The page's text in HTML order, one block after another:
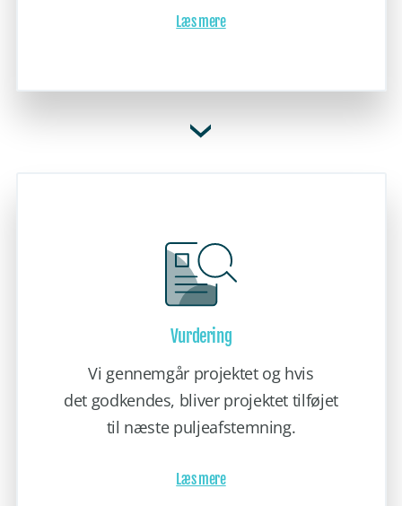
Læs mere
Vurdering
Vi gennemgår projektet og hvis
det godkendes, bliver projektet tilføjet
til næste puljeafstemning.
Læs mere